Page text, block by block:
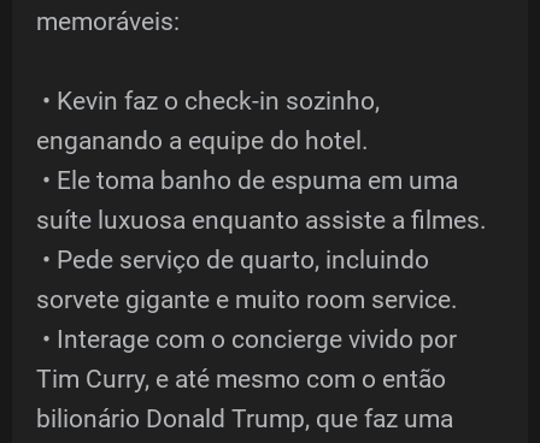
memoráveis:
• Kevin faz o check-in sozinho,
enganando a equipe do hotel.
• Ele toma banho de espuma em uma
suíte luxuosa enquanto assiste a filmes.
• Pede serviço de quarto, incluindo
sorvete gigante e muito room service.
• Interage com o concierge vivido por
Tim Curry, e até mesmo com o então
bilionário Donald Trump, que faz uma